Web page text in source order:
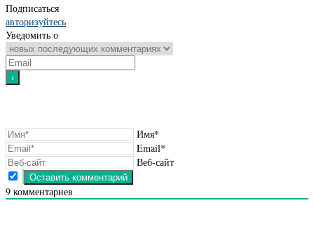
Подписаться
авторизуйтесь
Уведомить о
Имя*
Email*
Веб-сайт
9 комментариев